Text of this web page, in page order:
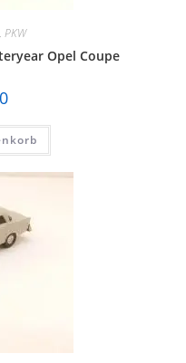
PKW
Opel Coupe